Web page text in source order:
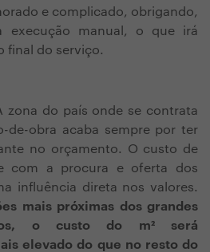
e complicado, obrigando,
execução manual, o que irá
final do serviço.
zona do país onde se contrata
de-obra acaba sempre por ter
no orçamento. O custo de
com a procura e oferta dos
influência direta nos valores.
mais próximas dos grandes
o custo do m² será
elevado do que no resto do